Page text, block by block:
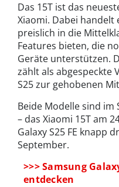
Das 15T ist das
Xiaomi. Dabei handelt
preislich in die
Features bieten, die
Geräte unterstützen.
zählt als abgespeckte
S25 zur gehobenen
Beide Modelle sind im
– das Xiaomi 15T am
Galaxy S25 FE knapp
September.
>>> Samsung
entdecken